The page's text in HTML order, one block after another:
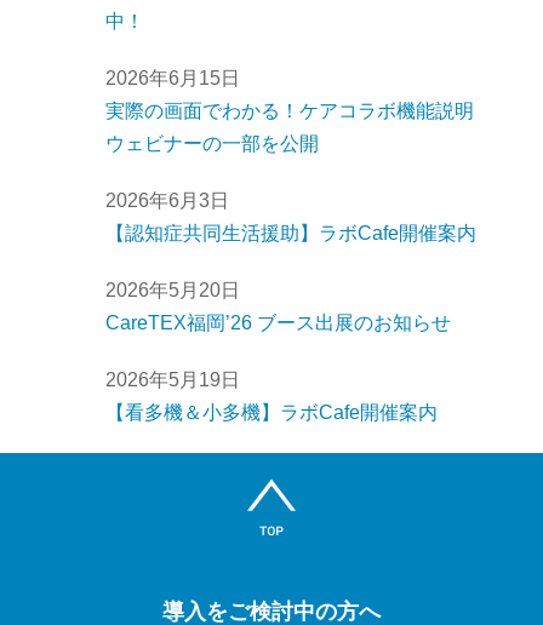
中！
2026年6月15日
実際の画面でわかる！ケアコラボ機能説明
ウェビナーの一部を公開
2026年6月3日
【認知症共同生活援助】ラボCafe開催案内
2026年5月20日
CareTEX福岡’26 ブース出展のお知らせ
2026年5月19日
【看多機＆小多機】ラボCafe開催案内
導入をご検討中の方へ